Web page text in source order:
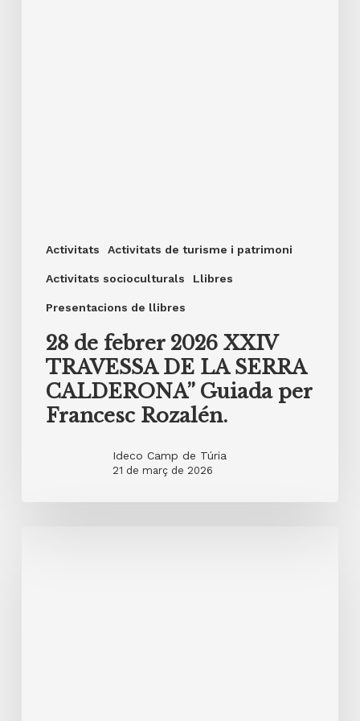
Activitats Activitats de turisme i patrimoni
Activitats socioculturals Llibres
Presentacions de llibres
28 de febrer 2026 XXIV
TRAVESSA DE LA SERRA
CALDERONA” Guiada per
Francesc Rozalén.
Ideco Camp de Túria
21 de març de 2026